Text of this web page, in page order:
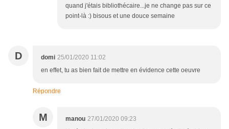
quand j'étais bibliothécaire...je ne change pas sur ce
point-là :) bisous et une douce semaine
D domi 25/01/2020 11:02
en effet, tu as bien fait de mettre en évidence cette oeuvre
Répondre
M manou 27/01/2020 09:23